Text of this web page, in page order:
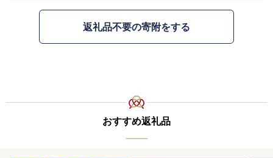
返礼品不要の寄附をする
おすすめ返礼品